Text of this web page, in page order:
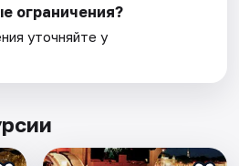
ограничения?
уточняйте у